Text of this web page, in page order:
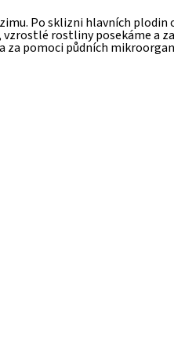
Po sklizni hlavních plodin
rostliny posekáme a
pomoci půdních